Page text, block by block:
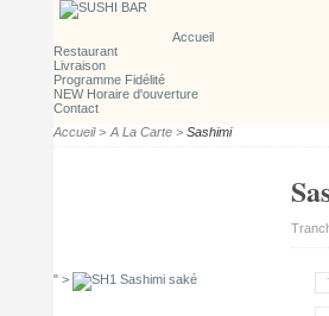
Accueil
Restaurant
Livraison
Programme Fidélité
NEW Horaire d'ouverture
Contact
Accueil > A La Carte > Sashimi
" >